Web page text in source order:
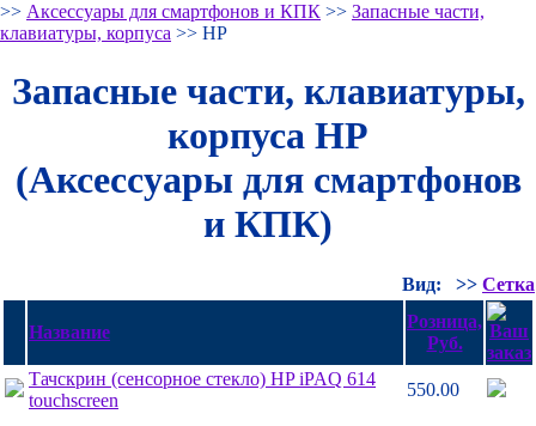
>> Аксессуары для смартфонов и КПК >> Запасные части,
клавиатуры, корпуса >> HP
Запасные части, клавиатуры,
корпуса HP
(Аксессуары для смартфонов
и КПК)
Вид: >> Сетка
Название
Розница,
Руб.
Тачскрин (сенсорное стекло) HP iPAQ 614
touchscreen
550.00